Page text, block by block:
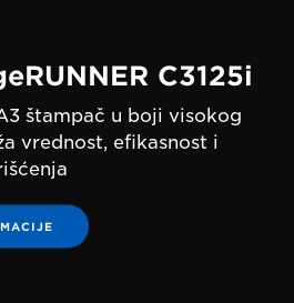
C3125i
štampač u boji visokog
vrednost, efikasnost i